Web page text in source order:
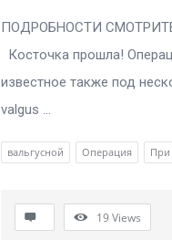
Косточка прошла!
известное также под
valgus ...
вальгусной Операция При
19Views